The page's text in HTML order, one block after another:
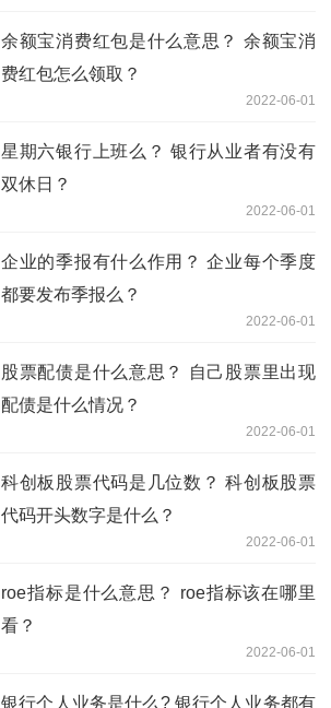
余额宝消费红包是什么意思？ 余额宝消
费红包怎么领取？
2022-06-01
星期六银行上班么？ 银行从业者有没有
双休日？
2022-06-01
企业的季报有什么作用？ 企业每个季度
都要发布季报么？
2022-06-01
股票配债是什么意思？ 自己股票里出现
配债是什么情况？
2022-06-01
科创板股票代码是几位数？ 科创板股票
代码开头数字是什么？
2022-06-01
roe指标是什么意思？ roe指标该在哪里
看？
2022-06-01
银行个人业务是什么? 银行个人业务都有